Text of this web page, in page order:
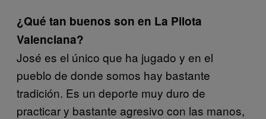
¿Qué tan buenos son en La Pilota
Valenciana?
José es el único que ha jugado y en el
pueblo de donde somos hay bastante
tradición. Es un deporte muy duro de
practicar y bastante agresivo con las manos,